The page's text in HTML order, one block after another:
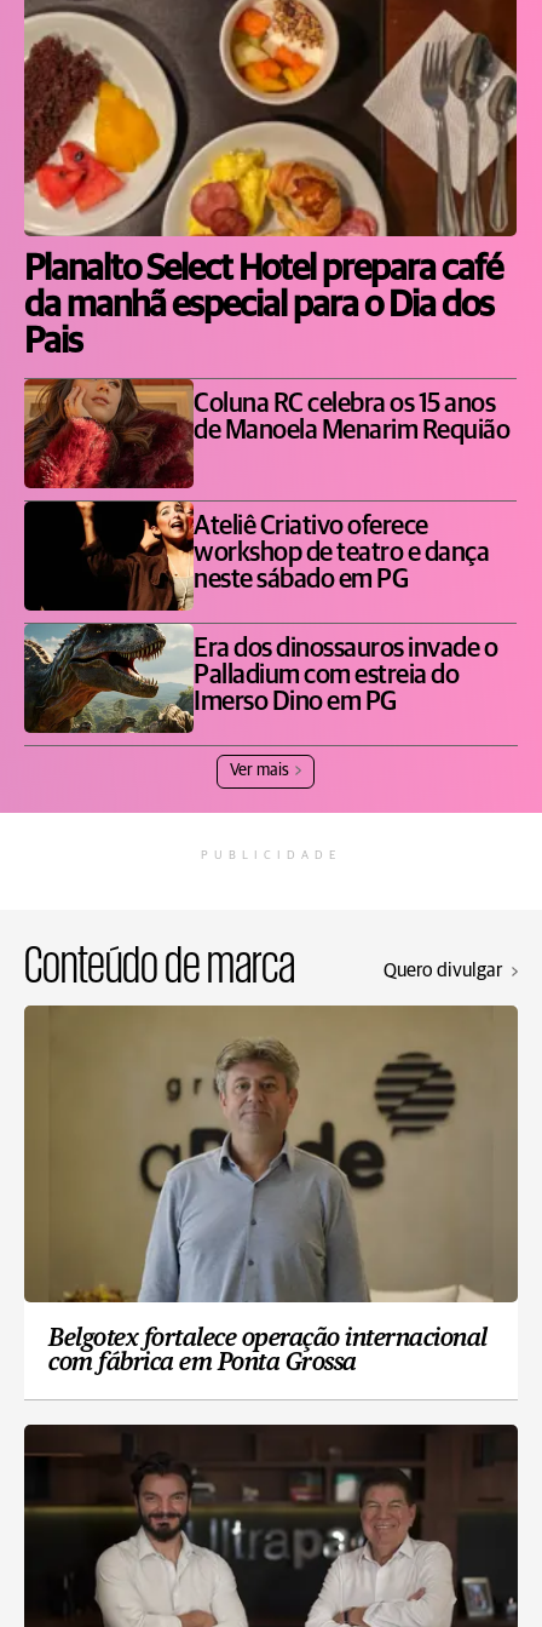
Planalto Select Hotel prepara café
da manhã especial para o Dia dos
Pais
Coluna RC celebra os 15 anos
de Manoela Menarim Requião
Ateliê Criativo oferece
workshop de teatro e dança
neste sábado em PG
Era dos dinossauros invade o
Palladium com estreia do
Imerso Dino em PG
Ver mais
PUBLICIDADE
Conteúdo de marca Quero divulgar
Belgotex fortalece operação internacional
com fábrica em Ponta Grossa